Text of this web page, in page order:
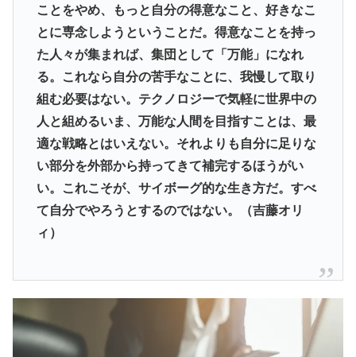
ことをやめ、もっと自分の得意なこと、好きなこ
とに専念しようということだ。得意なことを持っ
た人々が集まれば、集団として「万能」になれ
る。これなら自分の苦手なことに、我慢して取り
組む必要はない。テクノロジーで気軽に世界中の
人と組めるいま、万能な人間を目指すことは、最
適な戦略とはいえない。それよりも自分に足りな
い部分を外部から持ってきて補完するほうがい
い。これこそが、サイボーグ的な生き方だ。すべ
て自分でやろうとするのではない。（吉藤オリ
ィ）